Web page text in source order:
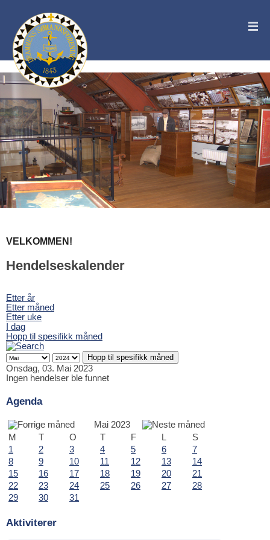
VELKOMMEN!
Hendelseskalender
Etter år
Etter måned
Etter uke
I dag
Hopp til spesifikk måned
Hopp til spesifikk måned
Onsdag, 03. Mai 2023
Ingen hendelser ble funnet
Agenda
Mai 2023
M
T O T F L
S
1
2 3 4 5 6
7
8
9 10 11 12 13
14
15
16 17 18 19 20
21
22
23 24 25 26 27
28
29
30 31
Aktiviterer